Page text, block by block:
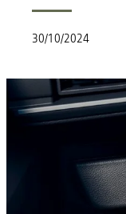
30/10/2024